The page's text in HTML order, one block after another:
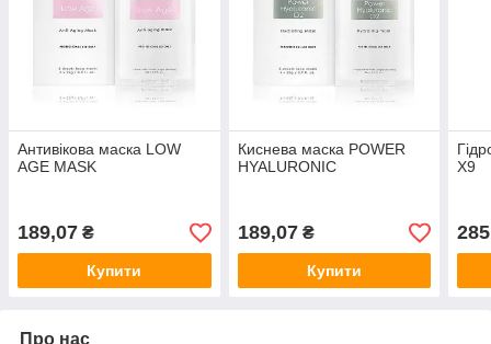
Антивікова маска LOW
AGE MASK
189,07 ₴
Купити
Киснева маска POWER
HYALURONIC
189,07₴
Купити
X9
285
Про нас